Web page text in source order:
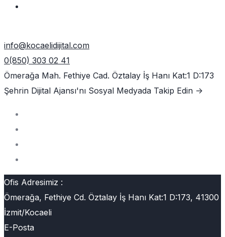
info@kocaelidijital.com
0(850) 303 02 41
Ömerağa Mah. Fethiye Cad. Öztalay İş Hanı Kat:1 D:173
Şehrin Dijital Ajansı'nı Sosyal Medyada Takip Edin ->
Ofis Adresimiz :
Ömerağa, Fethiye Cd. Öztalay İş Hanı Kat:1 D:173, 41300
İzmit/Kocaeli
E-Posta